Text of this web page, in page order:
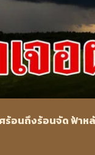
ร้อนถึงร้อนจัด ฟ้าห